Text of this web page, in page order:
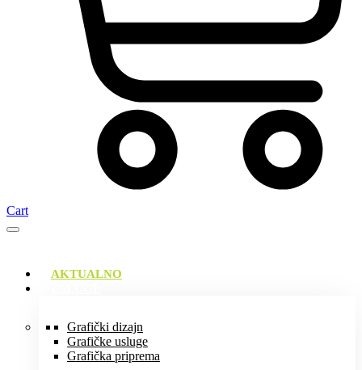
Cart
AKTUALNO
Grafički dizajn
Grafičke usluge
Grafička priprema